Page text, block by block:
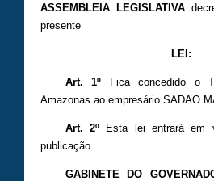
ASSEMBLEIA LEGISLATIVA
presente
LEI:
Art. 1­º ­
Fica concedido o
Amazonas ao empresário SADAO
Art. 2º­ Esta lei entrará em
publicação.
GABINETE DO